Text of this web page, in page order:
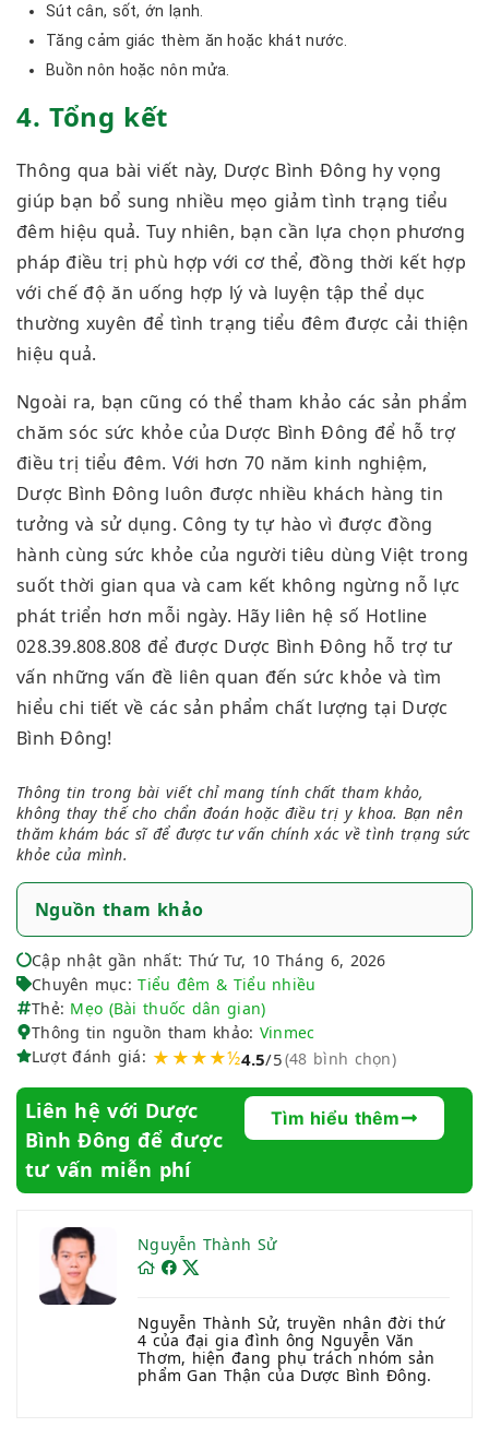
Sút cân, sốt, ớn lạnh.
Tăng cảm giác thèm ăn hoặc khát nước.
Buồn nôn hoặc nôn mửa.
4. Tổng kết
Thông qua bài viết này, Dược Bình Đông hy vọng
giúp bạn bổ sung nhiều mẹo giảm tình trạng tiểu
đêm hiệu quả. Tuy nhiên, bạn cần lựa chọn phương
pháp điều trị phù hợp với cơ thể, đồng thời kết hợp
với chế độ ăn uống hợp lý và luyện tập thể dục
thường xuyên để tình trạng tiểu đêm được cải thiện
hiệu quả.
Ngoài ra, bạn cũng có thể tham khảo các sản phẩm
chăm sóc sức khỏe của Dược Bình Đông để hỗ trợ
điều trị tiểu đêm. Với hơn 70 năm kinh nghiệm,
Dược Bình Đông luôn được nhiều khách hàng tin
tưởng và sử dụng. Công ty tự hào vì được đồng
hành cùng sức khỏe của người tiêu dùng Việt trong
suốt thời gian qua và cam kết không ngừng nỗ lực
phát triển hơn mỗi ngày. Hãy liên hệ số Hotline
028.39.808.808 để được Dược Bình Đông hỗ trợ tư
vấn những vấn đề liên quan đến sức khỏe và tìm
hiểu chi tiết về các sản phẩm chất lượng tại Dược
Bình Đông!
Thông tin trong bài viết chỉ mang tính chất tham khảo,
không thay thế cho chẩn đoán hoặc điều trị y khoa. Bạn nên
thăm khám bác sĩ để được tư vấn chính xác về tình trạng sức
khỏe của mình.
Nguồn tham khảo
Cập nhật gần nhất: Thứ Tư, 10 Tháng 6, 2026
Chuyên mục:Tiểu đêm & Tiểu nhiều
Thẻ: Mẹo (Bài thuốc dân gian)
Thông tin nguồn tham khảo: Vinmec
Lượt đánh giá: ★★★★½4.5/5(48 bình chọn)
Liên hệ với Dược
Bình Đông để được
tư vấn miễn phí
Tìm hiểu thêm
Nguyễn Thành Sử
Nguyễn Thành Sử, truyền nhân đời thứ
4 của đại gia đình ông Nguyễn Văn
Thơm, hiện đang phụ trách nhóm sản
phẩm Gan Thận của Dược Bình Đông.